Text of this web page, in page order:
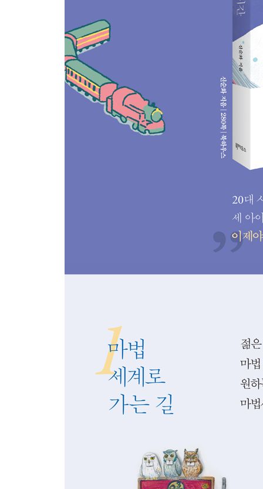
퍼시를 위한 변명
사랑이란 이름으로
상처를 안고 사는 삶
볼드모트를 연민하다
한 사람의 진실이 드러날 때
세상에서 가장 강한 마법
우리 안의 마법을 일깨우는 힘